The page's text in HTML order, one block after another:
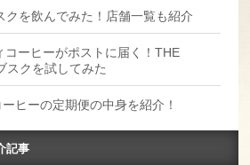
クを飲んでみた！店舗一覧も紹介
コーヒーがポストに届く！THE
スクを試してみた
ヒーの定期便の中身を紹介！
記事